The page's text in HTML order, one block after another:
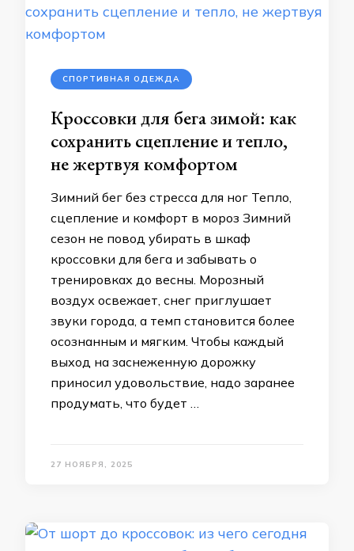
СПОРТИВНАЯ ОДЕЖДА
Кроссовки для бега зимой: как
сохранить сцепление и тепло,
не жертвуя комфортом
Зимний бег без стресса для ног Тепло,
сцепление и комфорт в мороз Зимний
сезон не повод убирать в шкаф
кроссовки для бега и забывать о
тренировках до весны. Морозный
воздух освежает, снег приглушает
звуки города, а темп становится более
осознанным и мягким. Чтобы каждый
выход на заснеженную дорожку
приносил удовольствие, надо заранее
продумать, что будет …
27 НОЯБРЯ, 2025